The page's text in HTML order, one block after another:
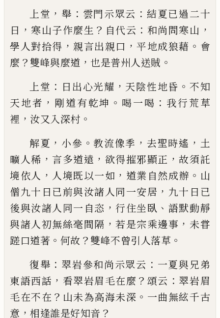
上堂 ， 舉 ： 雲門示眾云 ： 結夏已過二十
日 ， 寒山子作麼生 ？ 自代云 ： 和尚問寒山 ，
學人對拾得 ，親言出親口 ，平地成狼藉 。 會
麼 ？ 雙峰與麼道 ， 也是普州人送賊 。
上堂 ： 日出心光耀 ， 天陰性地昏 。 不知
天地者 ， 剛道有乾坤 。 喝一喝 ： 我行荒草
裡 ， 汝又入深村 。
解夏 ， 小參 。教流像季 ， 去聖時遙 ， 土
曠人稀 ， 言多道遠 ， 欲得摧邪顯正 ，故須託
境依人 ， 人境既以一如 ， 道業 自然成辦 。 山
僧九十日 已前與汝諸人同一安居 ， 九十日 已
後與汝諸人同一自恣 ，行住坐臥 、 語默動靜
與諸人初無絲毫間隔 ，若是宗乘邊事 ， 未甞
蹉口道著 。 何故 ？ 雙峰不曾引人落草 。
復舉 ： 翠岩參和尚示眾云 ： 一夏與兄弟
東語西話 ， 看翠岩眉毛在麼 ？ 頌云 ： 翠岩眉
毛在不在 ？ 山未為高海未深 。 一曲無絃千古
意 ， 相逢誰是好知音 ？